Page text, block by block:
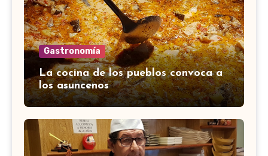
Gastronomía
La cocina de los pueblos convoca a
los asuncenos